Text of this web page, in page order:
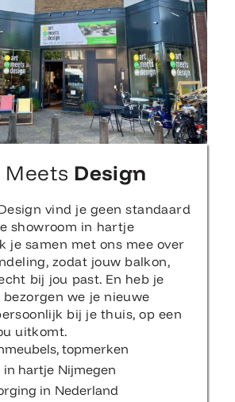
Meets Design
vind je geen standaard
showroom in hartje
je samen met ons mee over
zodat jouw balkon,
bij jou past. En heb je
bezorgen we je nieuwe
bij je thuis, op een
uitkomt.
topmerken
in hartje Nijmegen
in Nederland